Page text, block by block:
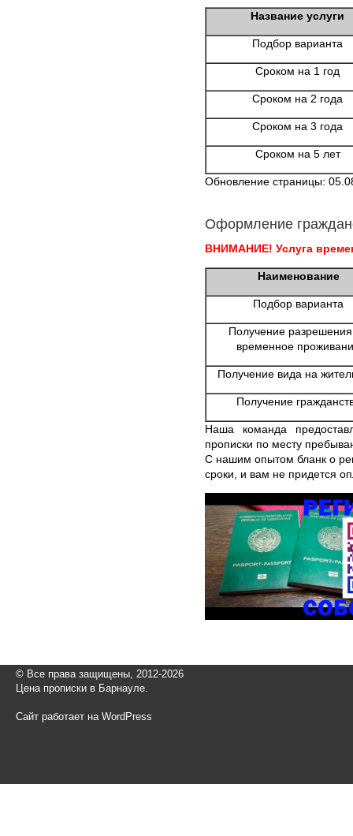
Название услуги
Подбор варианта
Сроком на 1 год
Сроком на 2 года
Сроком на 3 года
Сроком на 5 лет
Обновление страницы:
Оформление
ВНИМАНИЕ! Услуга
Наименование
Подбор варианта
Получение
временное
Получение вида на
Получение
Наша команда
прописки по месту
С нашим опытом бланк о
сроки, и вам не придется
© Все права защищены, 2012-2026
Цена прописки в Барнауле.
Сайт работает на WordPress